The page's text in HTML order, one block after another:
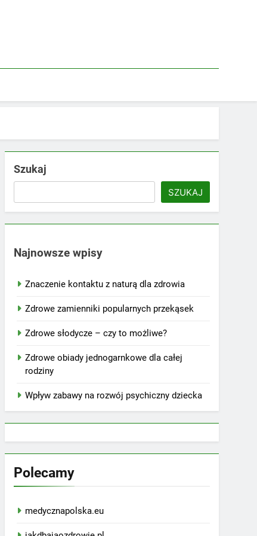
Szukaj
SZUKAJ
Najnowsze wpisy
Znaczenie kontaktu z naturą dla zdrowia
Zdrowe zamienniki popularnych przekąsek
Zdrowe słodycze – czy to możliwe?
Zdrowe obiady jednogarnkowe dla całej
rodziny
Wpływ zabawy na rozwój psychiczny dziecka
Polecamy
medycznapolska.eu